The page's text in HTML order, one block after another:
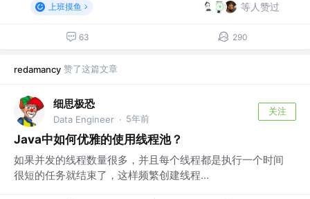
上班摸鱼 等人赞过
63 290
redamancy 赞了这篇文章
细思极恐
Data Engineer · 5年前
关注
Java中如何优雅的使用线程池？
如果并发的线程数量很多，并且每个线程都是执行一个时间
很短的任务就结束了，这样频繁创建线程...